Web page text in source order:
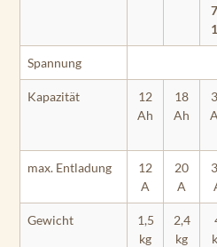
Spannung
Kapazität
12
Ah
18
Ah
max. Entladung
12
A
20
A
Gewicht
1,5
kg
2,4
kg